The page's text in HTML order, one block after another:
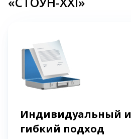
Индивидуальный и
гибкий подход